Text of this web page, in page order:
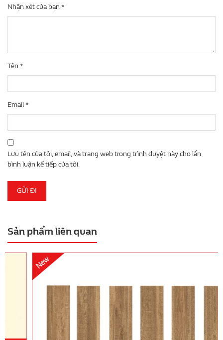
Nhận xét của bạn*
Tên*
Email*
Lưu tên của tôi, email, và trang web trong trình duyệt này cho lần
bình luận kế tiếp của tôi.
Sản phẩm liên quan